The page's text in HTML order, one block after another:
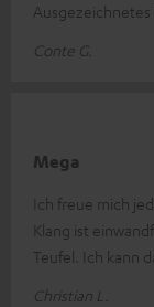
Ausgezeichnetes
Conte G.
Mega
Ich freue mich
Klang ist
Teufel. Ich kann
Christian L.